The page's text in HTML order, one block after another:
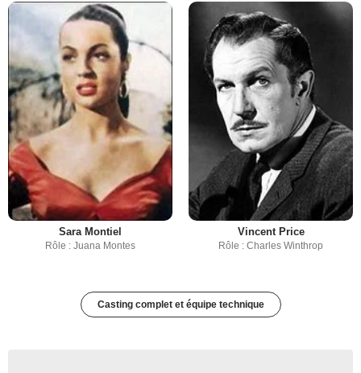
Sara Montiel
Rôle : Juana Montes
Vincent Price
Rôle : Charles Winthrop
Casting complet et équipe technique